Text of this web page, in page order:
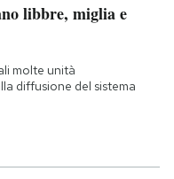
libbre, miglia e
molte unità
diffusione del sistema